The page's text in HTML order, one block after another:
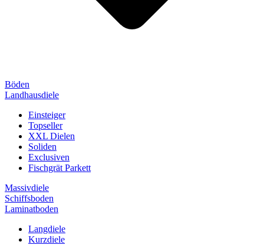
Böden
Landhausdiele
Einsteiger
Topseller
XXL Dielen
Soliden
Exclusiven
Fischgrät Parkett
Massivdiele
Schiffsboden
Laminatboden
Langdiele
Kurzdiele